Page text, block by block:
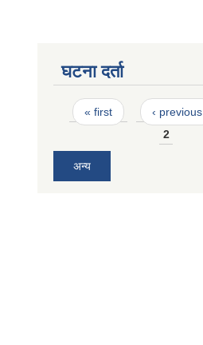
घटना दर्ता
Pages
« first ‹ previous
2
अन्य